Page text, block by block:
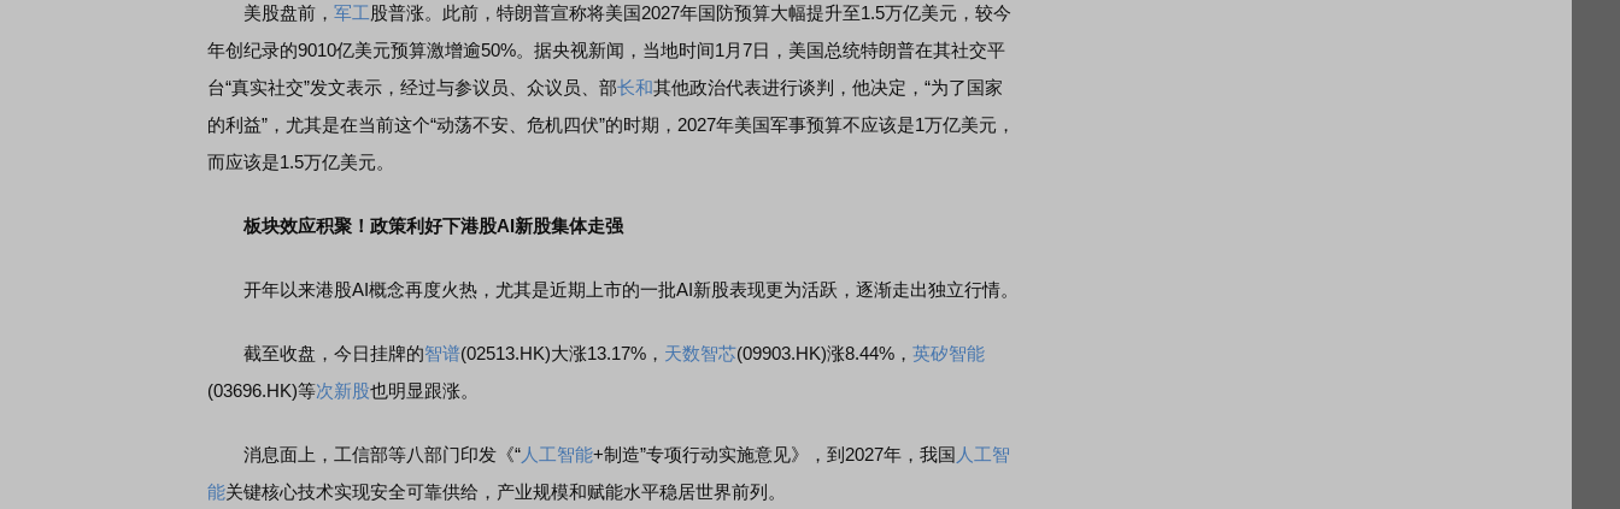
美股盘前， 军工 股普涨。此前，特朗普宣称将美国2027年国防预算大幅提升至1.5万亿美元，较今
年创纪录的9010亿美元预算激增逾50%。据央视新闻，当地时间1月7日，美国总统特朗普在其社交平
台“真实社交”发文表示，经过与参议员、众议员、部长和其他政治代表进行谈判，他决定，“为了国家
的利益”，尤其是在当前这个“动荡不安、危机四伏”的时期，2027年美国军事预算不应该是1万亿美元，
而应该是1.5万亿美元。
板块效应积聚！政策利好下港股AI新股集体走强
开年以来港股AI概念再度火热，尤其是近期上市的一批AI新股表现更为活跃，逐渐走出独立行情。
截至收盘，今日挂牌的智谱(02513.HK)大涨13.17%， 天数智芯(09903.HK)涨8.44%， 英矽智能
(03696.HK)等次新股也明显跟涨。
消息面上，工信部等八部门印发《“人工智能+制造”专项行动实施意见》，到2027年，我国 人工智
能关键核心技术实现安全可靠供给，产业规模和赋能水平稳居世界前列。